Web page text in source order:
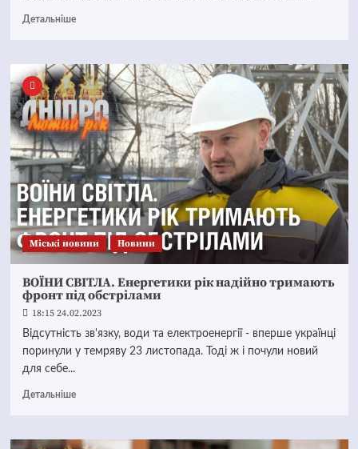
Детальніше
Mіські новини Новини
ВОЇНИ СВІТЛА. Енергетики рік надійно тримають
фронт під обстрілами
18:15 24.02.2023
Відсутність зв'язку, води та електроенергії - вперше українці
поринули у темряву 23 листопада. Тоді ж і почули новий
для себе...
Детальніше